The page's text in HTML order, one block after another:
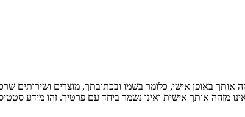
באופן אישי, כלומר בשמו ובכתובתך, מוצרים
מזהה אותך אישית ואינו נשמר ביחד עם פרטיך. זהו מידע